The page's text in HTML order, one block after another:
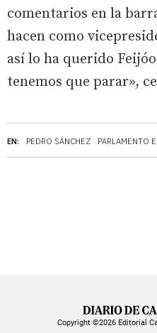
EN: PEDRO SÁNCHEZ PARLAMENTO
comentarios en la
hacen como
así lo ha querido
tenemos que parar»,
Copyright ©2026 Editorial